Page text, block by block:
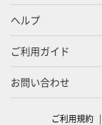
ヘルプ
ご利用ガイド
お問い合わせ
ご利用規約